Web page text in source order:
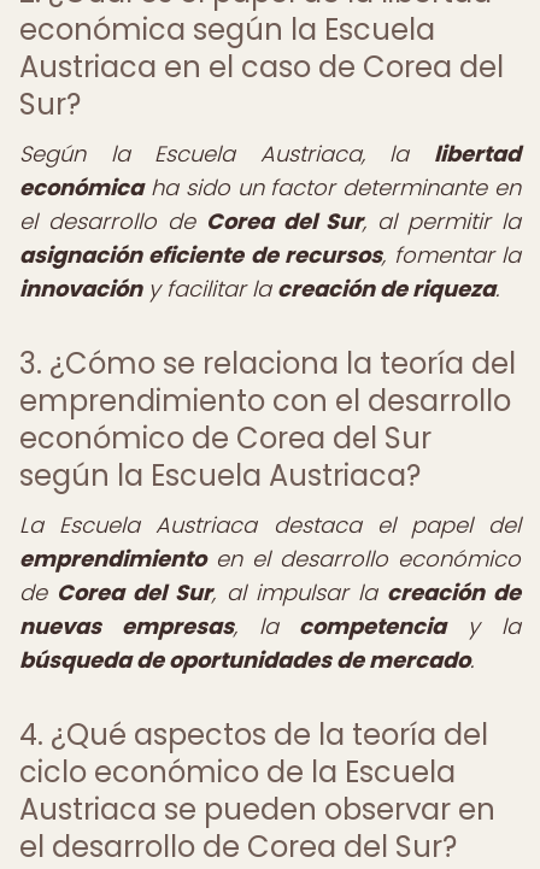
económica según la Escuela
Austriaca en el caso de Corea del
Sur?
Según la Escuela Austriaca, la libertad
económicaha sido un factor determinante en
el desarrollo de Corea del Sur, al permitir la
asignación eficiente de recursos, fomentar la
innovacióny facilitar la creación de riqueza.
3. ¿Cómo se relaciona la teoría del
emprendimiento con el desarrollo
económico de Corea del Sur
según la Escuela Austriaca?
La Escuela Austriaca destaca el papel del
emprendimientoen el desarrollo económico
de Corea del Sur, al impulsar la creación de
nuevas empresas, la competenciay la
búsqueda de oportunidades de mercado.
4. ¿Qué aspectos de la teoría del
ciclo económico de la Escuela
Austriaca se pueden observar en
el desarrollo de Corea del Sur?